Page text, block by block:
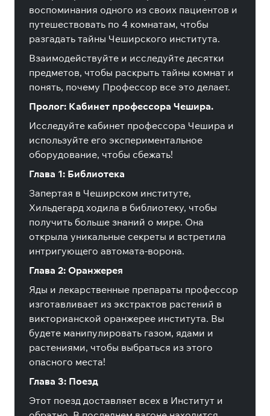
воспоминания одного из своих пациентов и
путешествовать по 4 комнатам, чтобы
разгадать тайны Чеширского института.
Взаимодействуйте и исследуйте десятки
предметов, чтобы раскрыть тайны комнат и
понять, почему Профессор все это делает.
Пролог: Кабинет профессора Чешира.
Исследуйте кабинет профессора Чешира и
используйте его экспериментальное
оборудование, чтобы сбежать!
Глава 1: Библиотека
Запертая в Чеширском институте,
Хильдегард ходила в библиотеку, чтобы
получить больше знаний о мире. Она
открыла уникальные секреты и встретила
интригующего автомата-ворона.
Глава 2: Оранжерея
Яды и лекарственные препараты профессор
изготавливает из экстрактов растений в
викторианской оранжерее института. Вы
будете манипулировать газом, ядами и
растениями, чтобы выбраться из этого
опасного места!
Глава 3: Поезд
Этот поезд доставляет всех в Институт и